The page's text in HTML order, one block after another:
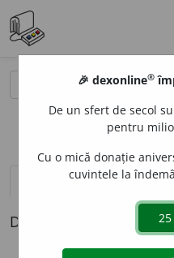
definiții (1)
Definiția cu ID-ul
🎉 dexonline®
De un sfert de secol
pentru
Cu o mică donație
cuvintele la